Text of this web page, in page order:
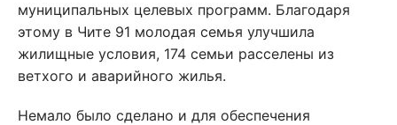
муниципальных целевых программ. Благодаря
этому в Чите 91 молодая семья улучшила
жилищные условия, 174 семьи расселены из
ветхого и аварийного жилья.
Немало было сделано и для обеспечения